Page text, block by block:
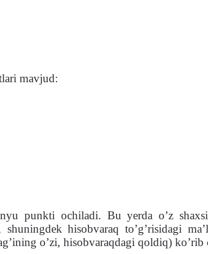
mavjud:
punkti ochiladi. Bu yerda o’z
hisobvaraq to’g’risidagi
o’zi, hisobvaraqdagi qoldiq)